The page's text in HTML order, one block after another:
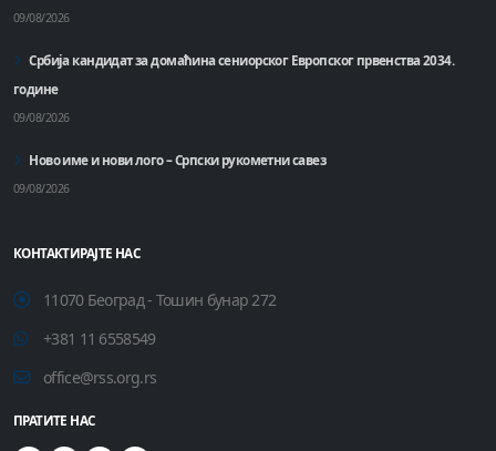
09/08/2026
Србија кандидат за домаћинa сениорског Европског првенства 2034.
године
09/08/2026
Ново име и нови лого – Српски рукометни савез
09/08/2026
КОНТАКТИРАЈТЕ НАС
11070 Београд - Тошин бунар 272
+381 11 6558549
office@rss.org.rs
ПРАТИТЕ НАС